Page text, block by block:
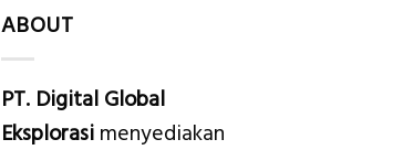
ABOUT
PT. Digital Global
Eksplorasimenyediakan